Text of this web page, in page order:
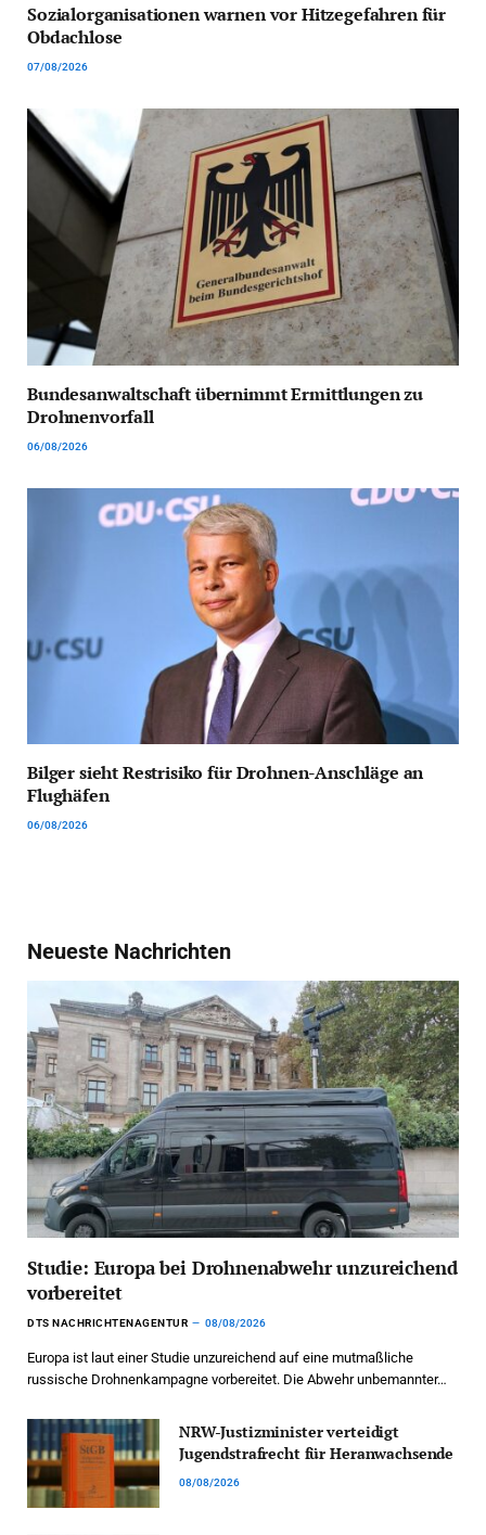
Sozialorganisationen warnen vor Hitzegefahren für
Obdachlose
07/08/2026
Bundesanwaltschaft übernimmt Ermittlungen zu
Drohnenvorfall
06/08/2026
Bilger sieht Restrisiko für Drohnen-Anschläge an
Flughäfen
06/08/2026
Neueste Nachrichten
Studie: Europa bei Drohnenabwehr unzureichend
vorbereitet
DTS NACHRICHTENAGENTUR 08/08/2026
Europa ist laut einer Studie unzureichend auf eine mutmaßliche
russische Drohnenkampagne vorbereitet. Die Abwehr unbemannter…
NRW-Justizminister verteidigt
Jugendstrafrecht für Heranwachsende
08/08/2026